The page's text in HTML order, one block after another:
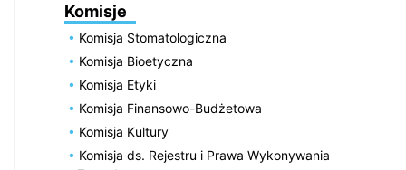
Komisje
Komisja Stomatologiczna
Komisja Bioetyczna
Komisja Etyki
Komisja Finansowo-Budżetowa
Komisja Kultury
Komisja ds. Rejestru i Prawa Wykonywania